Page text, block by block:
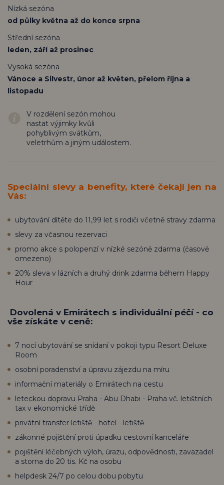
Nízká sezóna
od půlky května až do konce srpna
Střední sezóna
leden, září až prosinec
Vysoká sezóna
Vánoce a Silvestr, únor až květen, přelom října a
listopadu
V rozdělení sezón mohou
nastat výjimky kvůli
pohyblivým svátkům,
veletrhům a jiným událostem.
Speciální slevy a benefity, které čekají jen na
Vás:
ubytování dítěte do 11,99 let s rodiči včetně stravy zdarma
slevy za včasnou rezervaci
promo akce s polopenzí v nízké sezóně zdarma (časově
omezeno)
20% sleva v lázních a druhý drink zdarma během Happy
Hour
Dovolená v Emirátech s individuální péčí - co
vše získáte v ceně:
7 nocí ubytování se snídaní v pokoji typu Resort Deluxe
Room
osobní poradenství a úpravu zájezdu na míru
informační materiály o Emirátech na cestu
leteckou dopravu Praha - Abu Dhabi - Praha vč. letištních
tax v ekonomické třídě
privátní transfer letiště - hotel - letiště
zákonné pojištění proti úpadku cestovní kanceláře
pojištění léčebných výloh, úrazu, odpovědnosti, zavazadel
a storna do 20 tis. Kč na osobu
helpdesk 24/7 po celou dobu pobytu